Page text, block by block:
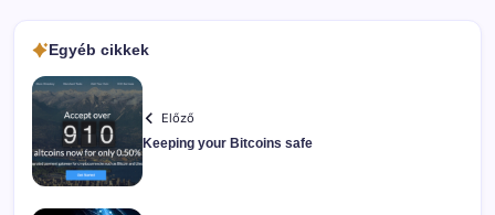
Egyéb cikkek
Előző
Keeping your Bitcoins safe